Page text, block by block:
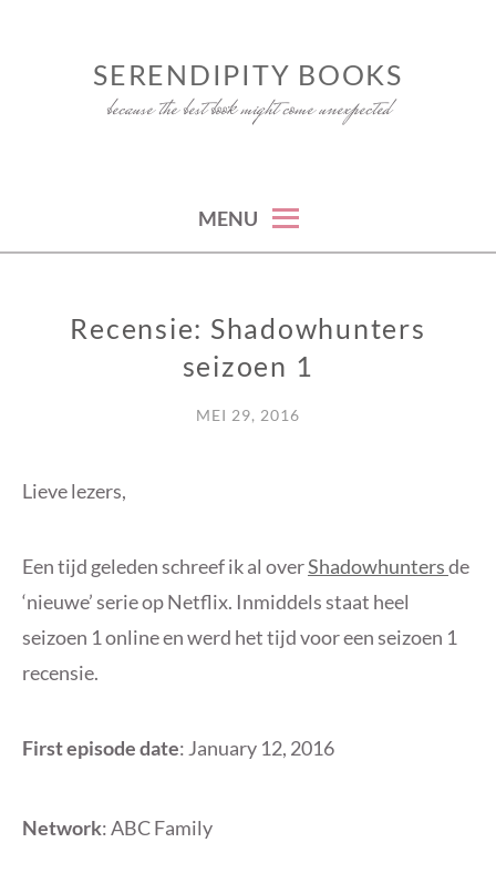
SERENDIPITY BOOKS
because the best book might come unexpected
MENU
RECENSIE
Recensie: Shadowhunters
seizoen 1
MEI 29, 2016
Lieve lezers,
Een tijd geleden schreef ik al overShadowhuntersde
‘nieuwe’ serie op Netflix. Inmiddels staat heel
seizoen 1 online en werd het tijd voor een seizoen 1
recensie.
First episode date: January 12, 2016
Network:ABC Family